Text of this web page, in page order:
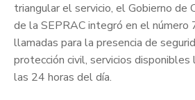
triangular el servicio, el Gobierno de
de la SEPRAC integró en el
llamadas para la presencia de
protección civil, servicios
las 24 horas del día.